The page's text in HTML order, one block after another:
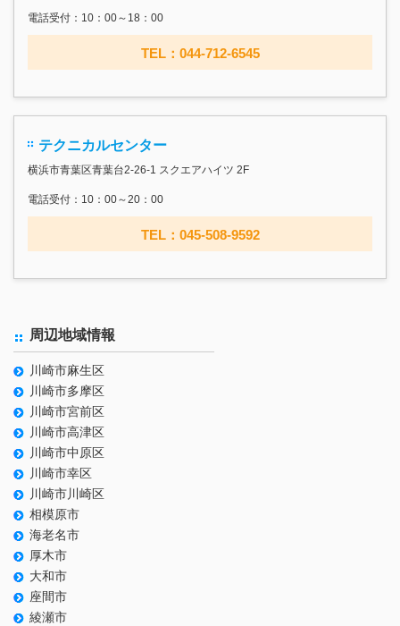
電話受付：10：00～18：00
TEL：044-712-6545
テクニカルセンター
横浜市青葉区青葉台2-26-1 スクエアハイツ 2F
電話受付：10：00～20：00
TEL：045-508-9592
周辺地域情報
川崎市麻生区
川崎市多摩区
川崎市宮前区
川崎市高津区
川崎市中原区
川崎市幸区
川崎市川崎区
相模原市
海老名市
厚木市
大和市
座間市
綾瀬市